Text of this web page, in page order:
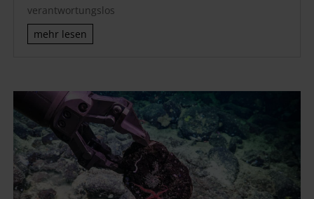
verantwortungslos
mehr lesen